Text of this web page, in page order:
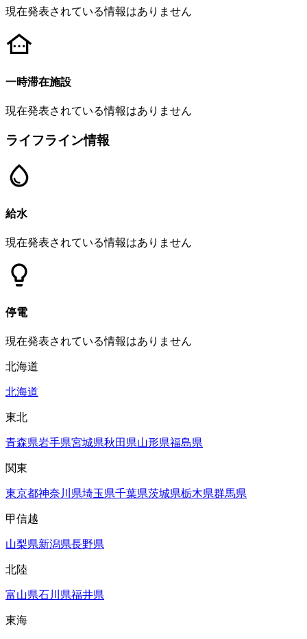
現在発表されている情報はありません
一時滞在施設
現在発表されている情報はありません
ライフライン情報
給水
現在発表されている情報はありません
停電
現在発表されている情報はありません
北海道
北海道
東北
青森県岩手県宮城県秋田県山形県福島県
関東
東京都神奈川県埼玉県千葉県茨城県栃木県群馬県
甲信越
山梨県新潟県長野県
北陸
富山県石川県福井県
東海